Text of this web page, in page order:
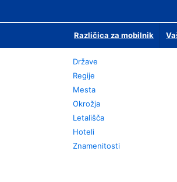
Različica za mobilnik
Države
Regije
Mesta
Okrožja
Letališča
Hoteli
Znamenitosti